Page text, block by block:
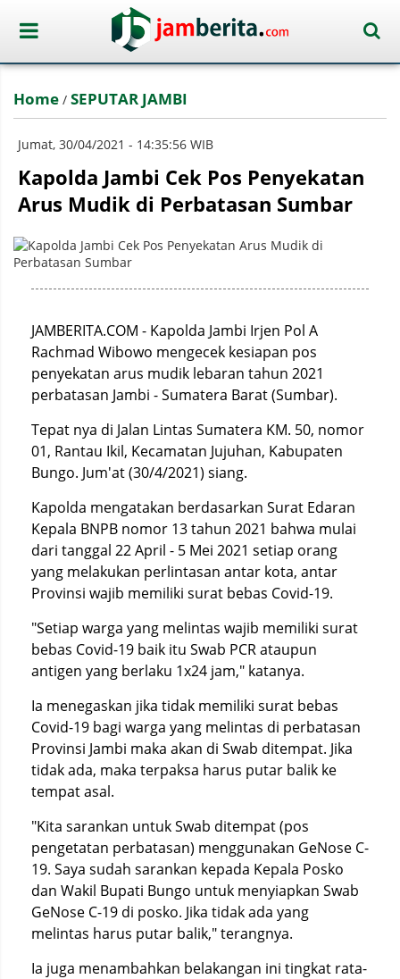
Home / SEPUTAR JAMBI
Jumat, 30/04/2021 - 14:35:56 WIB
Kapolda Jambi Cek Pos Penyekatan
Arus Mudik di Perbatasan Sumbar
JAMBERITA.COM - Kapolda Jambi Irjen Pol A
Rachmad Wibowo mengecek kesiapan pos
penyekatan arus mudik lebaran tahun 2021
perbatasan Jambi - Sumatera Barat (Sumbar).
Tepat nya di Jalan Lintas Sumatera KM. 50, nomor
01, Rantau Ikil, Kecamatan Jujuhan, Kabupaten
Bungo. Jum'at (30/4/2021) siang.
Kapolda mengatakan berdasarkan Surat Edaran
Kepala BNPB nomor 13 tahun 2021 bahwa mulai
dari tanggal 22 April - 5 Mei 2021 setiap orang
yang melakukan perlintasan antar kota, antar
Provinsi wajib memiliki surat bebas Covid-19.
"Setiap warga yang melintas wajib memiliki surat
bebas Covid-19 baik itu Swab PCR ataupun
antigen yang berlaku 1x24 jam," katanya.
Ia menegaskan jika tidak memiliki surat bebas
Covid-19 bagi warga yang melintas di perbatasan
Provinsi Jambi maka akan di Swab ditempat. Jika
tidak ada, maka terpaksa harus putar balik ke
tempat asal.
"Kita sarankan untuk Swab ditempat (pos
pengetatan perbatasan) menggunakan GeNose C-
19. Saya sudah sarankan kepada Kepala Posko
dan Wakil Bupati Bungo untuk menyiapkan Swab
GeNose C-19 di posko. Jika tidak ada yang
melintas harus putar balik," terangnya.
Ia juga menambahkan belakangan ini tingkat rata-